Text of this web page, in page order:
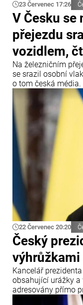
23 Červenec 17:26
V Česku se
přejezdu
vozidlem,
Na železničním
se srazil osobní
o tom česká
záchranářský
22 Červenec 20:20
Český
výhrůžkami
Kancelář
obsahující urážky a
adresovány přímo
o tom zpravodajský